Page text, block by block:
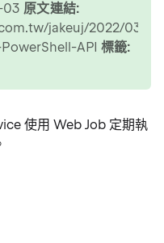
03 原文連結:
jakeuj/2022/03/
API 標籤:
使用 Web Job 定期執